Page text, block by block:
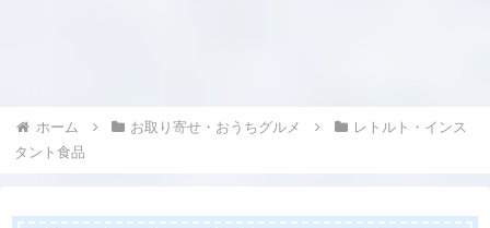
ホーム お取り寄せ・おうちグルメ
レトルト・インス
タント食品